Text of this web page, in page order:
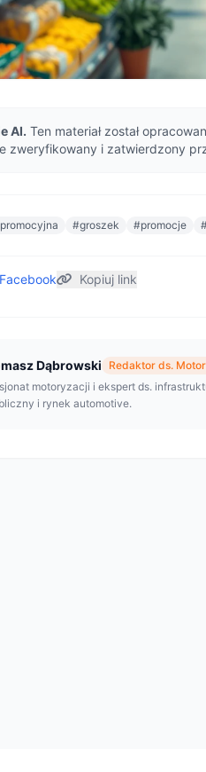
AI. Ten materiał został
zweryfikowany i zatwierdzony
#groszek #promocje
Facebook Kopiuj link
Dąbrowski
Redaktor ds.
motoryzacji i ekspert ds.
i rynek automotive.